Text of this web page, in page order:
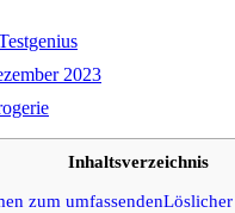
2023
Inhaltsverzeichnis
zum